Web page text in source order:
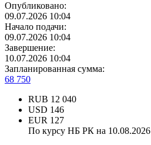
Опубликовано:
09.07.2026 10:04
Начало подачи:
09.07.2026 10:04
Завершение:
10.07.2026 10:04
Запланированная сумма:
68 750
RUB 12 040
USD 146
EUR 127
По курсу НБ РК на 10.08.2026